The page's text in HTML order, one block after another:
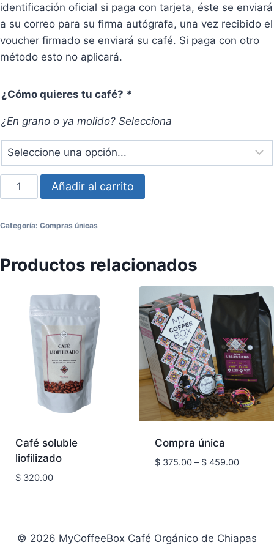
identificación oficial si paga con tarjeta, éste se enviará
a su correo para su firma autógrafa, una vez recibido el
voucher firmado se enviará su café. Si paga con otro
método esto no aplicará.
¿Cómo quieres tu café? *
¿En grano o ya molido? Selecciona
Pedido
especial
bolsas
1
orgánico
certificado
Añadir al carrito
Categoría: Compras únicas
Productos relacionados
Café soluble
liofilizado
$320.00
Compra única
$375.00 – $459.00Price
© 2026 MyCoffeeBox Café Orgánico de Chiapas